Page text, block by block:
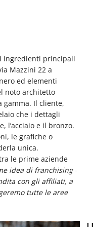
ingredienti principali
Mazzini 22 a
ed elementi
noto architetto
gamma. Il cliente,
che i dettagli
l’acciaio e il bronzo.
le grafiche o
unica.
le prime aziende
idea di franchising-
con gli affiliati, a
tutte le aree